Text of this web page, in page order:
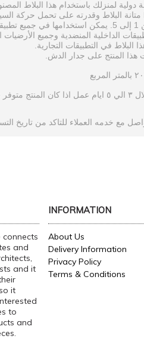
دولية لمنزلك باستخدام هذا البلاط
متانة البلاط وقدرته على تحمل حركة
إلى يمكن استخدامها في جميع
الداخلية المنضدية وجميع الأرضيات
البلاط في التطبيقات التجارية
هذا المنتج على جدار الدش
٢٠ بالمتر المربع
٣ الي ٥ ايام عمل اذا كان المنتج متوفر
مع خدمه العملاء للتاكد من تاريخ
connects
and
and it
it
to
and
INFORMATION
About Us
Delivery Information
Privacy Policy
Terms & Conditions